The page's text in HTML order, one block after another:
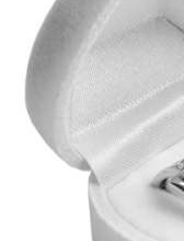
Dámske
hodinky
Ostatné
Zľavy